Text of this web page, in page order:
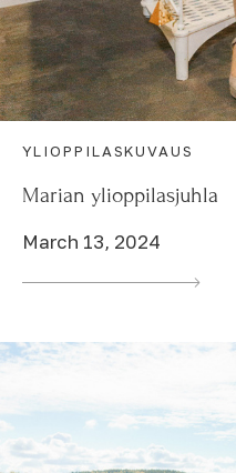
YLIOPPILASKUVAUS
Marian ylioppilasjuhla
March 13, 2024